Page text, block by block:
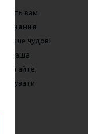
вам
Навчання
лише чудові
Ваша